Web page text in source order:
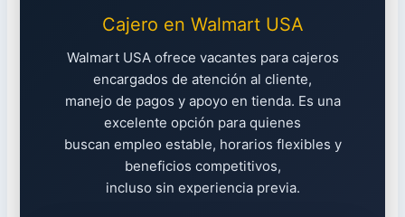
Cajero en Walmart USA
Walmart USA ofrece vacantes para cajeros
encargados de atención al cliente,
manejo de pagos y apoyo en tienda. Es una
excelente opción para quienes
buscan empleo estable, horarios flexibles y
beneficios competitivos,
incluso sin experiencia previa.